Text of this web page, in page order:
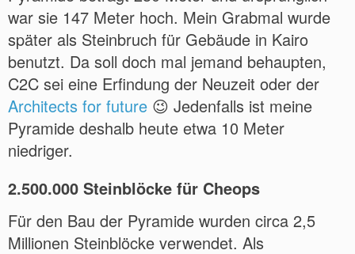
war sie 147 Meter hoch. Mein Grabmal wurde
später als Steinbruch für Gebäude in Kairo
benutzt. Da soll doch mal jemand behaupten,
C2C sei eine Erfindung der Neuzeit oder der
Architects for future 😉 Jedenfalls ist meine
Pyramide deshalb heute etwa 10 Meter
niedriger.
2.500.000 Steinblöcke für Cheops
Für den Bau der Pyramide wurden circa 2,5
Millionen Steinblöcke verwendet. Als